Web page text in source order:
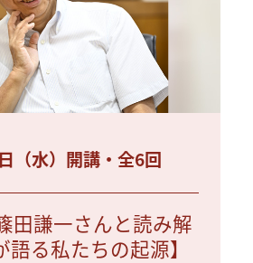
（水）開講・全6回
田謙一さんと読み解
語る私たちの起源】